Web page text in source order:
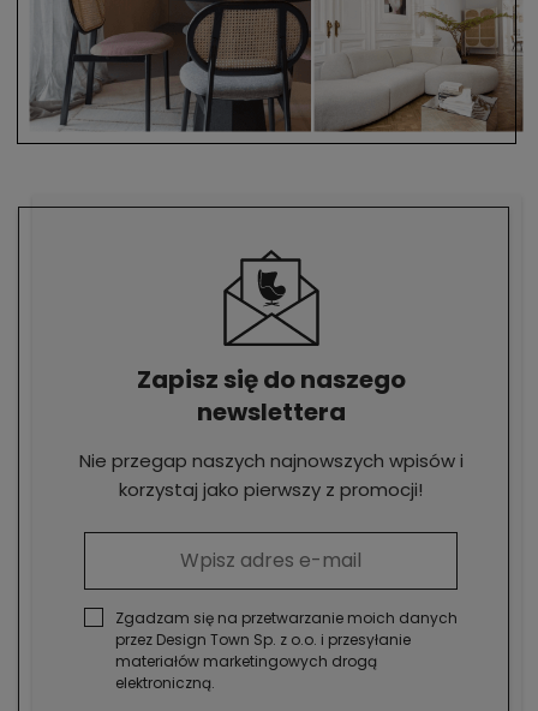
Zapisz się do naszego
newslettera
Nie przegap naszych najnowszych wpisów i
korzystaj jako pierwszy z promocji!
Zgadzam się na przetwarzanie moich danych
przez Design Town Sp. z o.o. i przesyłanie
materiałów marketingowych drogą
elektroniczną.